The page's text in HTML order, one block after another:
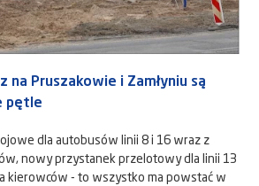
na Pruszakowie i Zamłyniu są
pętle
dla autobusów linii 8 i 16 wraz z
nowy przystanek przelotowy dla linii 13
kierowców - to wszystko ma powstać w